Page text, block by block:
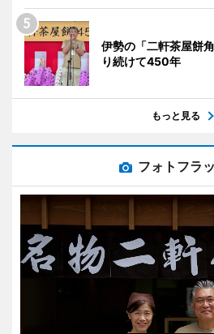
伊勢の「二軒茶屋餅
り続けて450年
もっと見る
フォトフラ